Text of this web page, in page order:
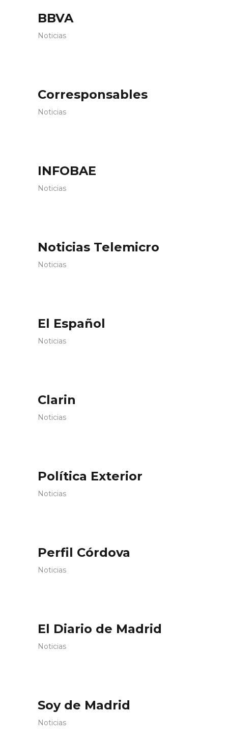
BBVA
Noticias
Corresponsables
Noticias
INFOBAE
Noticias
Noticias Telemicro
Noticias
El Español
Noticias
Clarin
Noticias
Política Exterior
Noticias
Perfil Córdova
Noticias
El Diario de Madrid
Noticias
Soy de Madrid
Noticias